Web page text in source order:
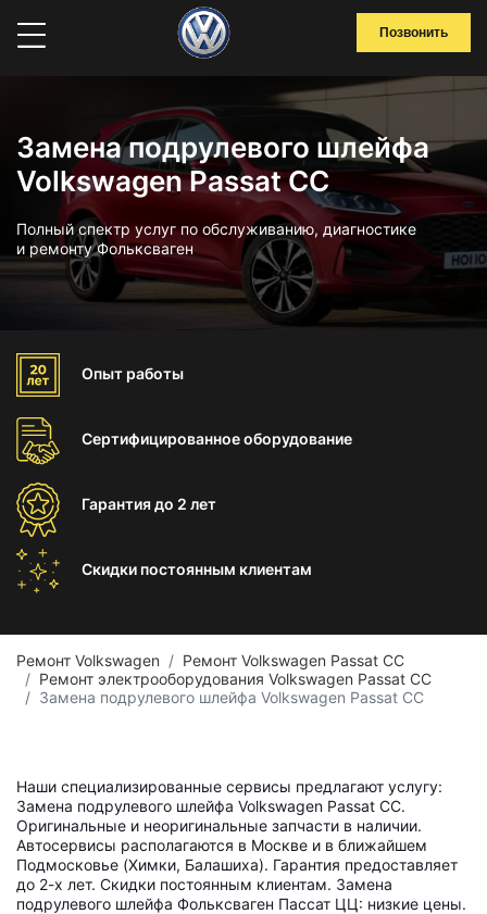
Позвонить
Замена подрулевого шлейфа
Volkswagen Passat CC
Полный спектр услуг по обслуживанию, диагностике
и ремонту Фольксваген
Опыт работы
Сертифицированноеоборудование
Гарантиядо 2 лет
Скидки постоянным клиентам
Ремонт Volkswagen
Ремонт Volkswagen Passat CC
Ремонт электрооборудования Volkswagen Passat CC
Замена подрулевого шлейфа Volkswagen Passat CC
Наши специализированные сервисы предлагают услугу:
Замена подрулевого шлейфа Volkswagen Passat CC.
Оригинальные и неоригинальные запчасти в наличии.
Автосервисы располагаются в Москве и в ближайшем
Подмосковье (Химки, Балашиха). Гарантия предоставляет
до 2-х лет. Скидки постоянным клиентам. Замена
подрулевого шлейфа Фольксваген Пассат ЦЦ: низкие цены.